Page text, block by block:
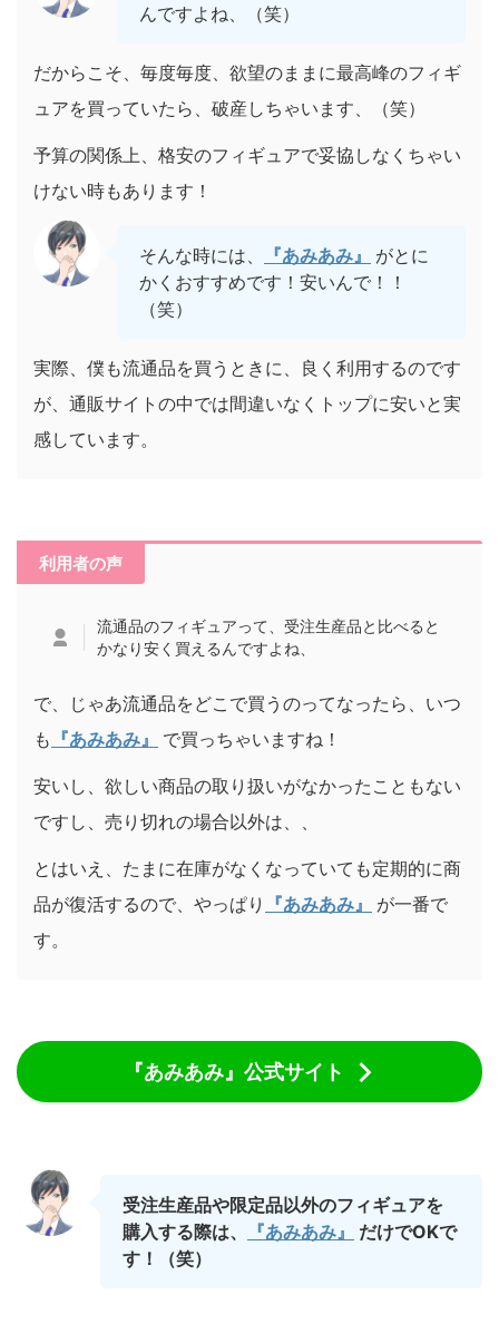
んですよね、（笑）
だからこそ、毎度毎度、欲望のままに最高峰のフィギ
ュアを買っていたら、破産しちゃいます、（笑）
予算の関係上、格安のフィギュアで妥協しなくちゃい
けない時もあります！
そんな時には、 『あみあみ』
がとに
かくおすすめです！安いんで！！
（笑）
実際、僕も流通品を買うときに、良く利用するのです
が、通販サイトの中では間違いなくトップに安いと実
感しています。
利用者の声
流通品のフィギュアって、受注生産品と比べると
かなり安く買えるんですよね、
で、じゃあ流通品をどこで買うのってなったら、いつ
も 『あみあみ』 で買っちゃいますね！
安いし、欲しい商品の取り扱いがなかったこともない
ですし、売り切れの場合以外は、、
とはいえ、たまに在庫がなくなっていても定期的に商
品が復活するので、やっぱり
『あみあみ』
が一番で
す。
『あみあみ』公式サイト
受注生産品や限定品以外のフィギュアを
購入する際は、
『あみあみ』
だけでOKで
す！（笑）